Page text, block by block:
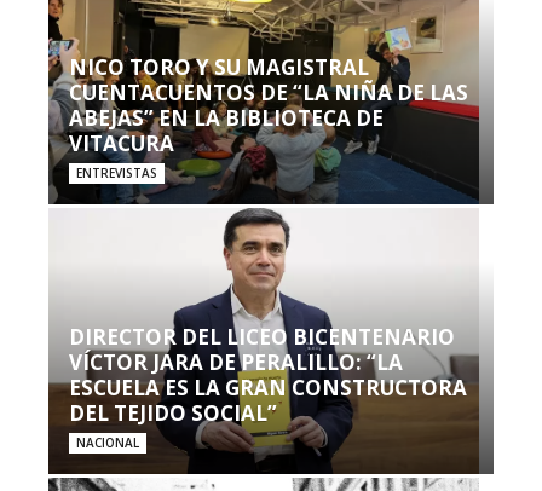
NICO TORO Y SU MAGISTRAL
CUENTACUENTOS DE “LA NIÑA DE LAS
ABEJAS” EN LA BIBLIOTECA DE
VITACURA
ENTREVISTAS
DIRECTOR DEL LICEO BICENTENARIO
VÍCTOR JARA DE PERALILLO: “LA
ESCUELA ES LA GRAN CONSTRUCTORA
DEL TEJIDO SOCIAL”
NACIONAL